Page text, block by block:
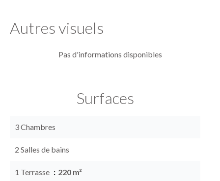
Autres visuels
Pas d'informations disponibles
Surfaces
3 Chambres
2 Salles de bains
1 Terrasse 220 m²